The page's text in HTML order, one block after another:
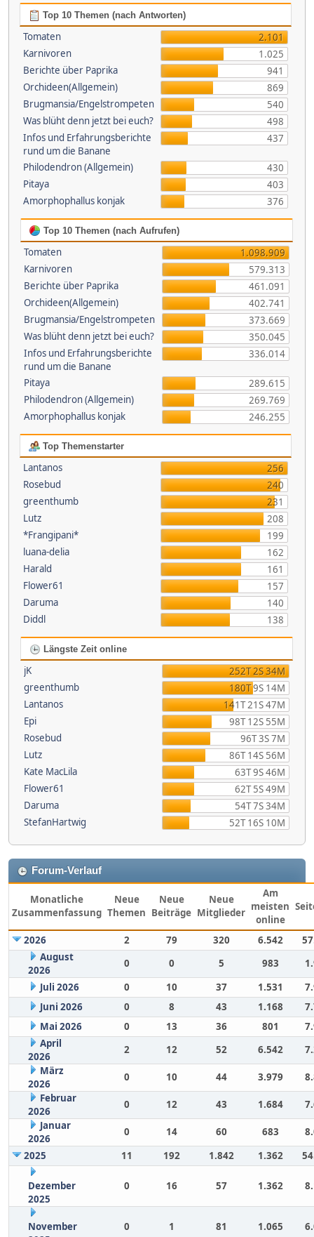
Top 10 Themen (nach Antworten)
Tomaten
2.101
Karnivoren
1.025
Berichte über Paprika
941
Orchideen(Allgemein)
869
Brugmansia/Engelstrompeten
540
Was blüht denn jetzt bei euch?
498
Infos und Erfahrungsberichte
rund um die Banane
437
Philodendron (Allgemein)
430
Pitaya
403
Amorphophallus konjak
376
Top 10 Themen (nach Aufrufen)
Tomaten
1.098.909
Karnivoren
579.313
Berichte über Paprika
461.091
Orchideen(Allgemein)
402.741
Brugmansia/Engelstrompeten
373.669
Was blüht denn jetzt bei euch?
350.045
Infos und Erfahrungsberichte
rund um die Banane
336.014
Pitaya
289.615
Philodendron (Allgemein)
269.769
Amorphophallus konjak
246.255
Top Themenstarter
Lantanos
256
Rosebud
240
greenthumb
231
Lutz
208
*Frangipani*
199
luana-delia
162
Harald
161
Flower61
157
Daruma
140
Diddl
138
Längste Zeit online
jK
252T 2S 34M
greenthumb
180T 9S 14M
Lantanos
141T 21S 47M
Epi
98T 12S 55M
Rosebud
96T 3S 7M
Lutz
86T 14S 56M
Kate MacLila
63T 9S 46M
Flower61
62T 5S 49M
Daruma
54T 7S 34M
StefanHartwig
52T 16S 10M
Forum-Verlauf
Monatliche
Zusammenfassung
Neue
Themen
Neue
Beiträge
Neue
Mitglieder
Am
meisten
online
2026 2 79 320 6.542
August
2026
0 0 5 983
Juli 2026
0 10 37 1.531
Juni 2026
0 8 43 1.168
Mai 2026
0 13 36 801
April
2026
2 12 52 6.542
März
2026
0 10 44 3.979
Februar
2026
0 12 43 1.684
Januar
2026
0 14 60 683
2025
11 192 1.842 1.362
Dezember
2025
0 16 57 1.362
November
0 1 81 1.065